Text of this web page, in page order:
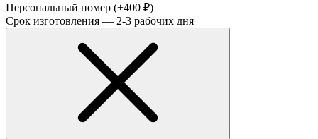
Персональный номер (+400 ₽)
Срок изготовления — 2-3 рабочих дня